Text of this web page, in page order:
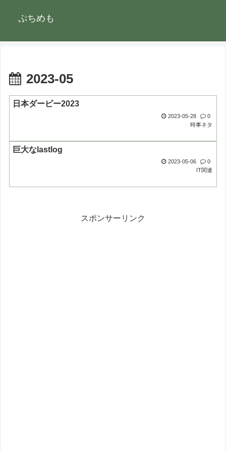
ぷちめも
2023-05
日本ダービー2023
2023-05-28
0
時事ネタ
巨大なlastlog
2023-05-06
0
IT関連
スポンサーリンク